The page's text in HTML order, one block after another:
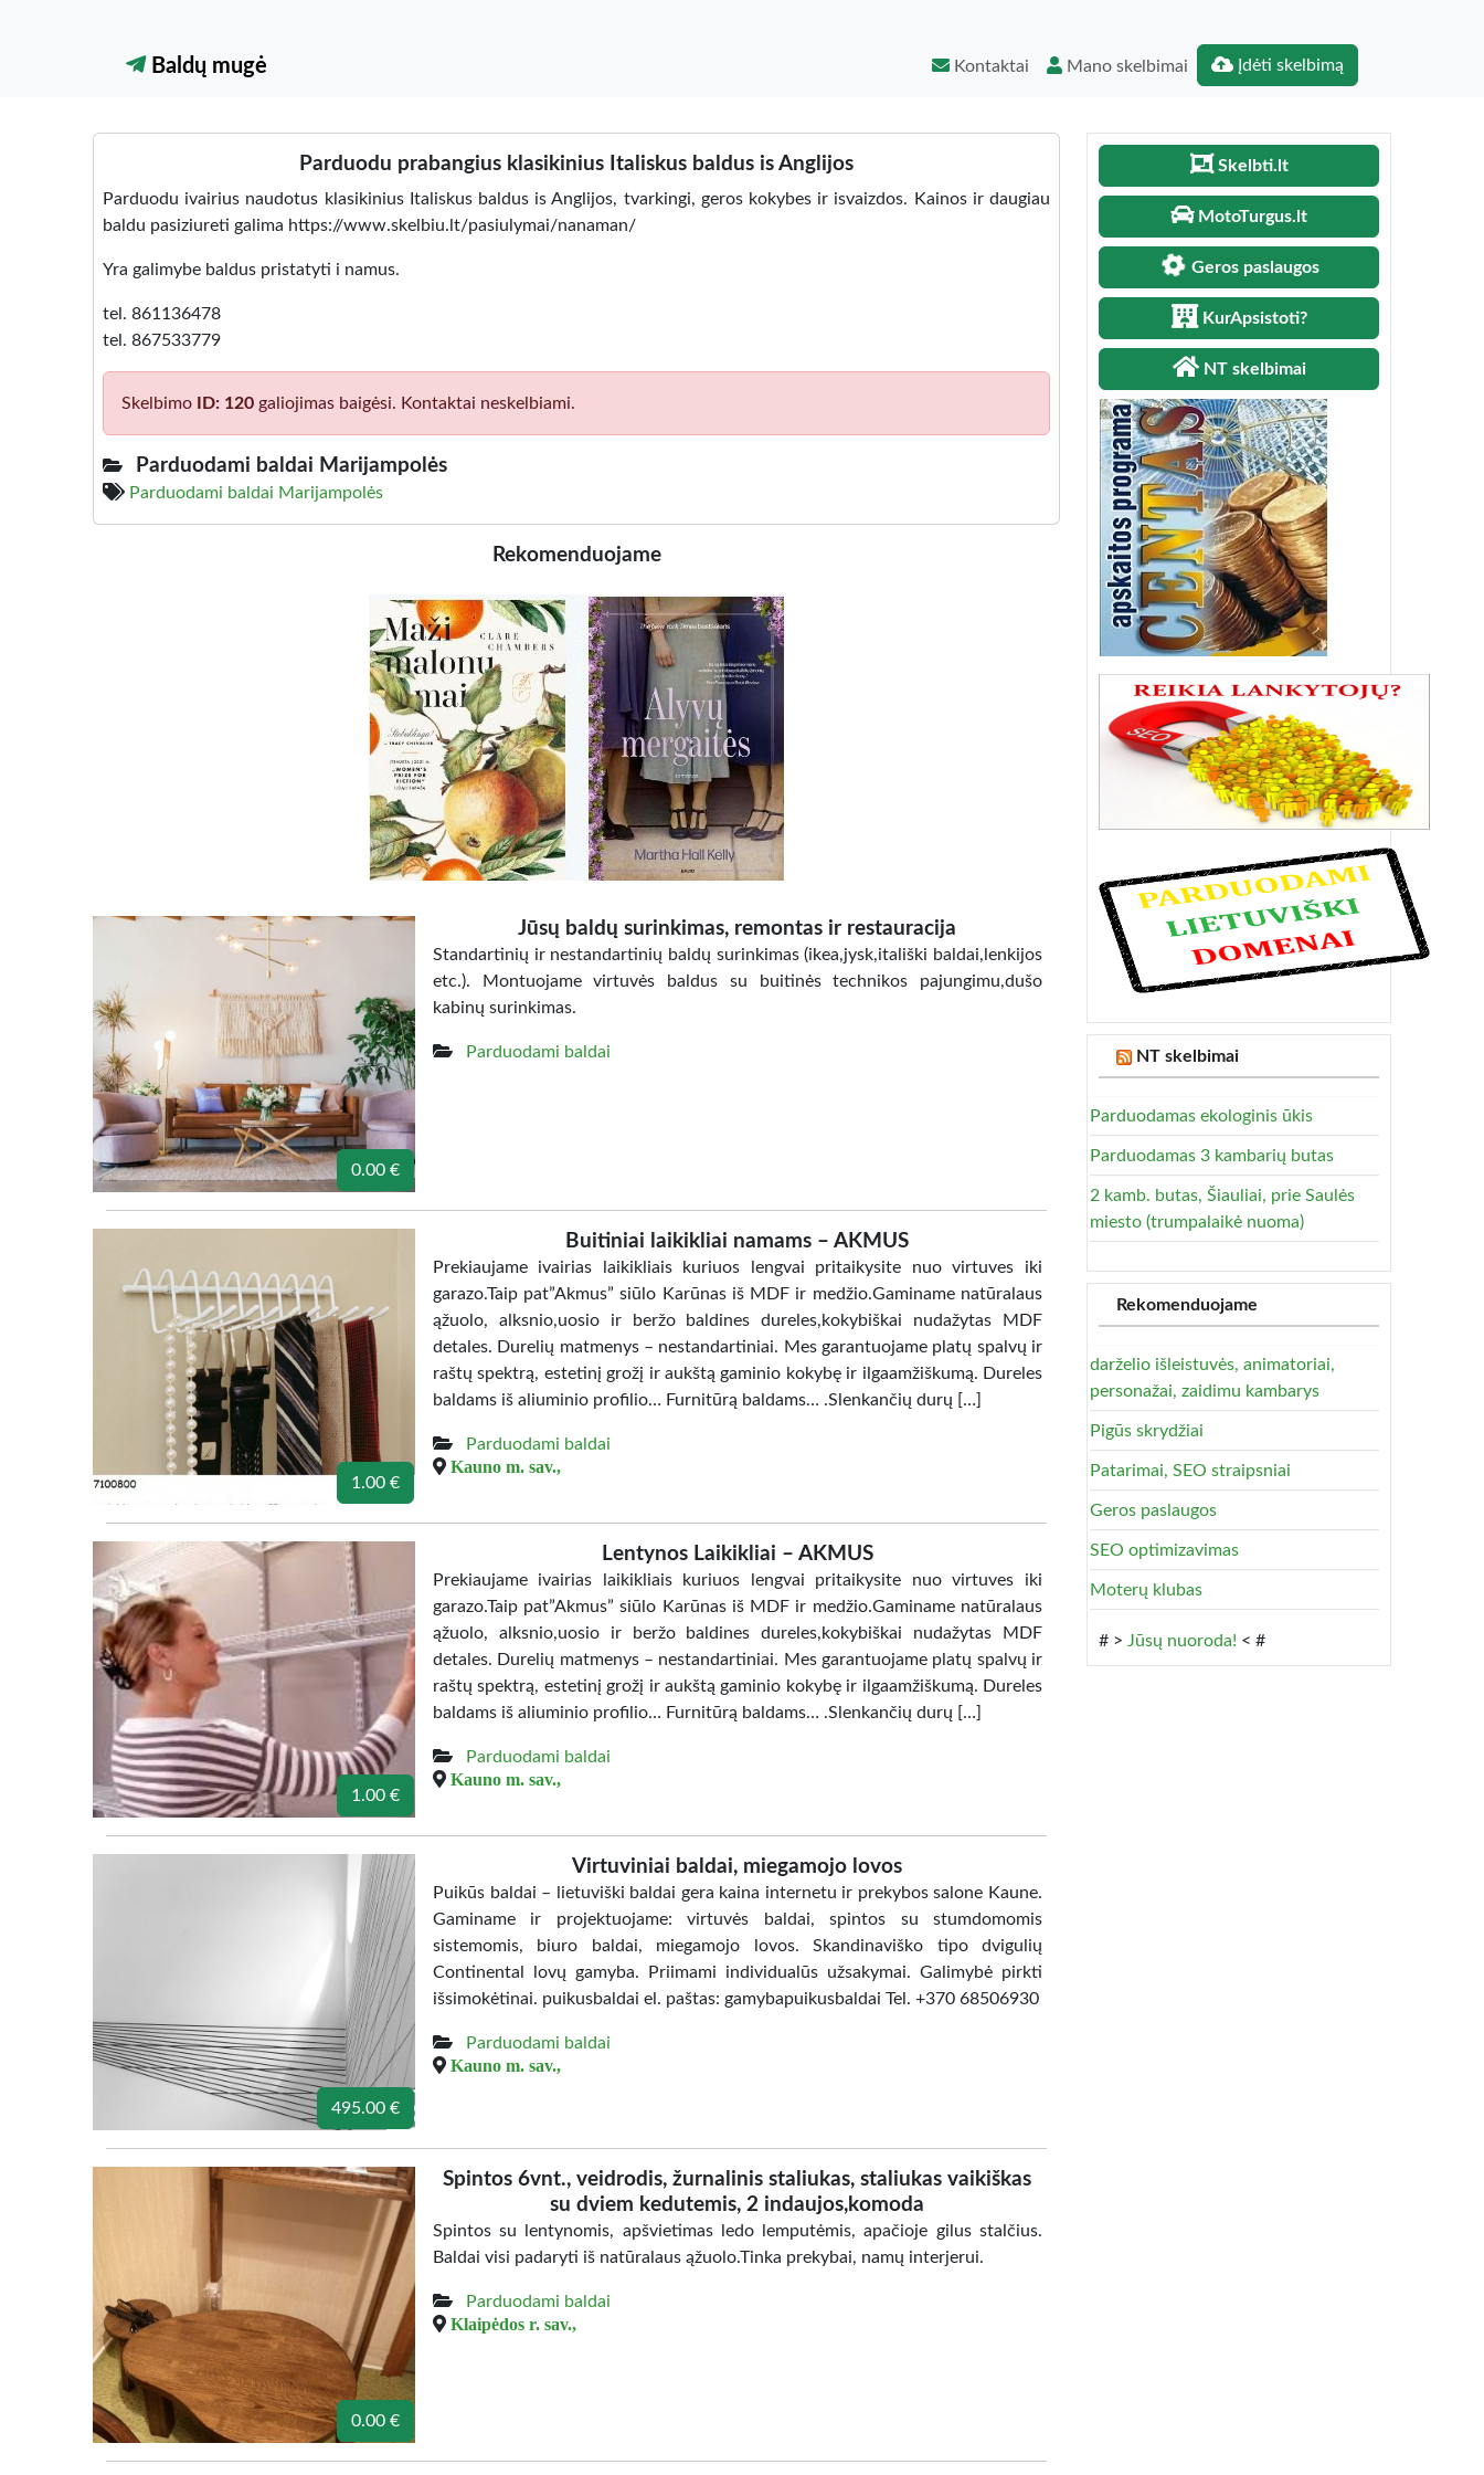
Baldų mugė Kontaktai Mano skelbimai Įdėti skelbimą
Parduodu prabangius klasikinius Italiskus baldus is Anglijos
Parduodu ivairius naudotus klasikinius Italiskus baldus is Anglijos, tvarkingi, geros kokybes ir isvaizdos. Kainos ir daugiau
baldu pasiziureti galima https://www.skelbiu.lt/pasiulymai/nanaman/
Yra galimybe baldus pristatyti i namus.
tel. 861136478
tel. 867533779
Skelbimo ID: 120 galiojimas baigėsi. Kontaktai neskelbiami.
Parduodami baldai Marijampolės
Parduodami baldai Marijampolės
Rekomenduojame
0.00 €
Jūsų baldų surinkimas, remontas ir restauracija
Standartinių ir nestandartinių baldų surinkimas (ikea,jysk,itališki baldai,lenkijos
etc.). Montuojame virtuvės baldus su buitinės technikos pajungimu,dušo
kabinų surinkimas.
Parduodami baldai
1.00 €
Buitiniai laikikliai namams – AKMUS
Prekiaujame ivairias laikikliais kuriuos lengvai pritaikysite nuo virtuves iki
garazo.Taip pat”Akmus” siūlo Karūnas iš MDF ir medžio.Gaminame natūralaus
ąžuolo, alksnio,uosio ir beržo baldines dureles,kokybiškai nudažytas MDF
detales. Durelių matmenys – nestandartiniai. Mes garantuojame platų spalvų ir
raštų spektrą, estetinį grožį ir aukštą gaminio kokybę ir ilgaamžiškumą. Dureles
baldams iš aliuminio profilio… Furnitūrą baldams… .Slenkančių durų […]
Parduodami baldai
Kauno m. sav.,
1.00 €
Lentynos Laikikliai – AKMUS
Prekiaujame ivairias laikikliais kuriuos lengvai pritaikysite nuo virtuves iki
garazo.Taip pat”Akmus” siūlo Karūnas iš MDF ir medžio.Gaminame natūralaus
ąžuolo, alksnio,uosio ir beržo baldines dureles,kokybiškai nudažytas MDF
detales. Durelių matmenys – nestandartiniai. Mes garantuojame platų spalvų ir
raštų spektrą, estetinį grožį ir aukštą gaminio kokybę ir ilgaamžiškumą. Dureles
baldams iš aliuminio profilio… Furnitūrą baldams… .Slenkančių durų […]
Parduodami baldai
Kauno m. sav.,
495.00 €
Virtuviniai baldai, miegamojo lovos
Puikūs baldai – lietuviški baldai gera kaina internetu ir prekybos salone Kaune.
Gaminame ir projektuojame: virtuvės baldai, spintos su stumdomomis
sistemomis, biuro baldai, miegamojo lovos. Skandinaviško tipo dvigulių
Continental lovų gamyba. Priimami individualūs užsakymai. Galimybė pirkti
išsimokėtinai. puikusbaldai el. paštas: gamybapuikusbaldai Tel. +370 68506930
Parduodami baldai
Kauno m. sav.,
0.00 €
Spintos 6vnt., veidrodis, žurnalinis staliukas, staliukas vaikiškas
su dviem kedutemis, 2 indaujos,komoda
Spintos su lentynomis, apšvietimas ledo lemputėmis, apačioje gilus stalčius.
Baldai visi padaryti iš natūralaus ąžuolo.Tinka prekybai, namų interjerui.
Parduodami baldai
Klaipėdos r. sav.,
Skelbti.lt
MotoTurgus.lt
Geros paslaugos
KurApsistoti?
NT skelbimai
NT skelbimai
Parduodamas ekologinis ūkis
Parduodamas 3 kambarių butas
2 kamb. butas, Šiauliai, prie Saulės
miesto (trumpalaikė nuoma)
Rekomenduojame
darželio išleistuvės, animatoriai,
personažai, zaidimu kambarys
Pigūs skrydžiai
Patarimai, SEO straipsniai
Geros paslaugos
SEO optimizavimas
Moterų klubas
# > Jūsų nuoroda! < #